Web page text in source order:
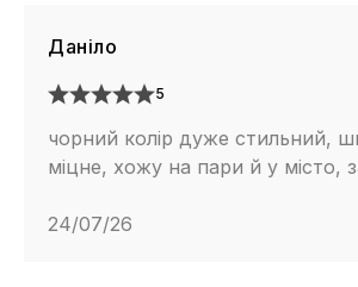
Данiло
5
чорний колiр дуже стильний,
міцне, хожу на пари й у місто,
24/07/26